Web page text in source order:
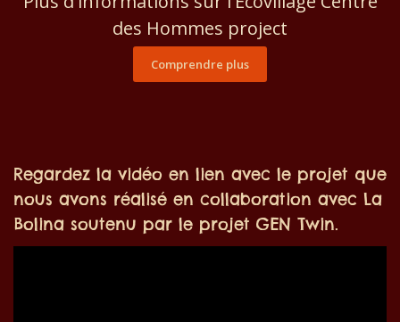
des Hommes project
Comprendre plus
Regardez la vidéo en lien avec le projet que
nous avons réalisé en collaboration avec La
Bolina soutenu par le projet GEN Twin.